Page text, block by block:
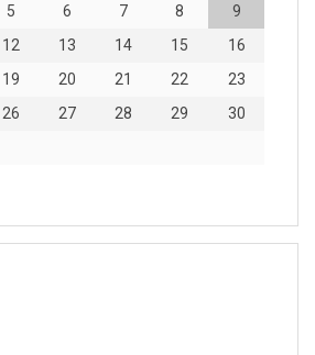
5 6 7 8
9
12 13 14 15
16
19 20 21 22
23
26 27 28 29
30